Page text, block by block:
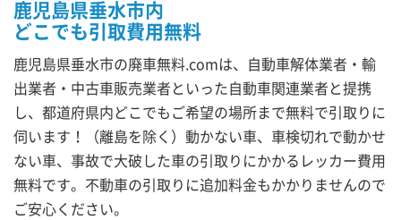
鹿児島県垂水市内
どこでも引取費用無料
鹿児島県垂水市の廃車無料.comは、自動車解体業者・輸
出業者・中古車販売業者といった自動車関連業者と提携
し、都道府県内どこでもご希望の場所まで無料で引取りに
伺います！（離島を除く）動かない車、車検切れで動かせ
ない車、事故で大破した車の引取りにかかるレッカー費用
無料です。不動車の引取りに追加料金もかかりませんので
ご安心ください。